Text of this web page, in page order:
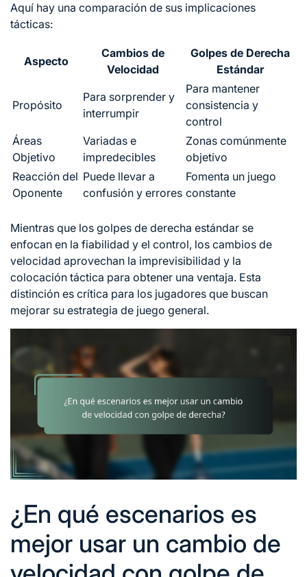
Aquí hay una comparación de sus implicaciones
tácticas:
Aspecto
Cambios de
Velocidad
Golpes de Derecha
Estándar
Propósito
Para sorprender y
interrumpir
Para mantener
consistencia y
control
Áreas
Objetivo
Variadas e
impredecibles
Zonas comúnmente
objetivo
Reacción del
Oponente
Puede llevar a
confusión y errores
Fomenta un juego
constante
Mientras que los golpes de derecha estándar se
enfocan en la fiabilidad y el control, los cambios de
velocidad aprovechan la imprevisibilidad y la
colocación táctica para obtener una ventaja. Esta
distinción es crítica para los jugadores que buscan
mejorar su estrategia de juego general.
¿En qué escenarios es
mejor usar un cambio de